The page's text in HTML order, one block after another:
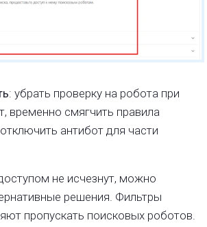
: убрать проверку на робота при
временно смягчить правила
антибот для части
не исчезнут, можно
решения. Фильтры
пропускать поисковых роботов.